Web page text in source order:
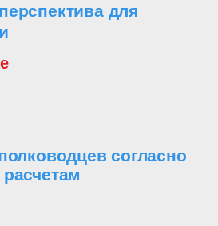
для
согласно